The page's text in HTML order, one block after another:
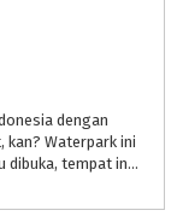
dengan
kan? Waterpark ini
letaknya di dalam Istana Anak TMII. Karena baru dibuka, tempat ini masih sangat bersih. Ruang bilas dan toiletnya juga bersih